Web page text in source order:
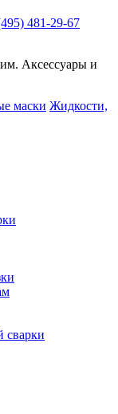
481-29-67
Аксессуары и
маски Жидкости,
сварки